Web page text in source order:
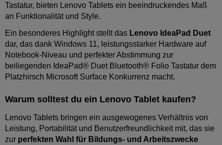
Tastatur, bieten Lenovo Tablets ein beeindruckendes Maß
an Funktionalität und Style.
Ein besonderes Highlight stellt das Lenovo IdeaPad Duet
dar, das dank Windows 11, leistungsstarker Hardware auf
Notebook-Niveau und perfekter Abstimmung zur
beiliegenden IdeaPad® Duet Bluetooth® Folio Tastatur dem
Platzhirsch Microsoft Surface Konkurrenz macht.
Warum solltest du ein Lenovo Tablet kaufen?
Lenovo Tablets bringen ein ausgewogenes Verhältnis von
Leistung, Portabilität und Benutzerfreundlichkeit mit, das sie
zur perfekten Wahl für Bildungs- und Arbeitszwecke